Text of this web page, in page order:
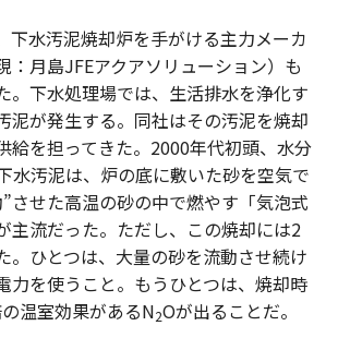
下水汚泥焼却炉を手がける主力メーカ
：月島JFEアクアソリューション）も
。下水処理場では、生活排水を浄化す
泥が発生する。同社はその汚泥を焼却
給を担ってきた。2000年代初頭、水分
水汚泥は、炉の底に敷いた砂を空気で
させた高温の砂の中で燃やす「気泡式
主流だった。ただし、この焼却には2
。ひとつは、大量の砂を流動させ続け
力を使うこと。もうひとつは、焼却時
温室効果があるN2Oが出ることだ。